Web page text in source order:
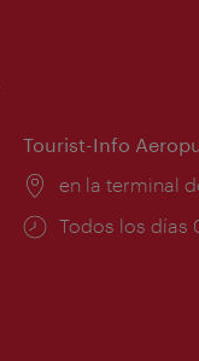
Tourist-Info
Lugar:
en la terminal
Horarios
Todos los días